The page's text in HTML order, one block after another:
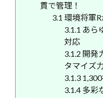
貫で管理！
3.1 環境将軍
3.1.1 あら
対応
3.1.2 開発
タマイズ
3.1.3
3.1.4 多彩